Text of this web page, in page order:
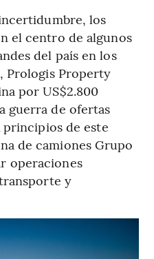
los
el centro de algunos
del país en los
Prologis Property
por US$2.800
guerra de ofertas
principios de este
de camiones Grupo
operaciones
y